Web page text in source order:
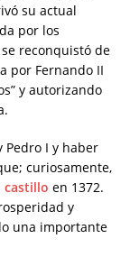
su actual
por los
reconquistó de
por Fernando II
y autorizando
I y haber
curiosamente,
castillo en 1372.
y
una importante